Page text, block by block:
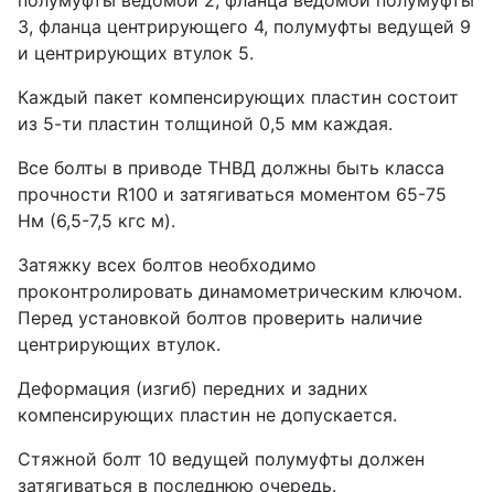
3, фланца центрирующего 4, полумуфты ведущей 9
и центрирующих втулок 5.
Каждый пакет компенсирующих пластин состоит
из 5-ти пластин толщиной 0,5 мм каждая.
Все болты в приводе ТНВД должны быть класса
прочности R100 и затягиваться моментом 65-75
Нм (6,5-7,5 кгс м).
Затяжку всех болтов необходимо
проконтролировать динамометрическим ключом.
Перед установкой болтов проверить наличие
центрирующих втулок.
Деформация (изгиб) передних и задних
компенсирующих пластин не допускается.
Стяжной болт 10 ведущей полумуфты должен
затягиваться в последнюю очередь.